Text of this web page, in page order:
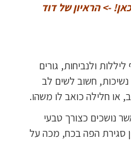
->הראיון של דוד
ליללות ולנביחות, גורים
חשוב לשים לב
או חלילה כואב לו משהו.
נושכים כצורך טבעי
סגירת הפה בכח, מכה על